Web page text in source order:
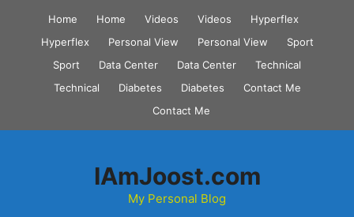
content
Home Home Videos Videos
Hyperflex
Hyperflex
Personal View Personal View
Sport
Sport
Data Center Data Center
Technical
Technical
Diabetes Diabetes
Contact Me
Contact Me
IAmJoost.com
My Personal Blog